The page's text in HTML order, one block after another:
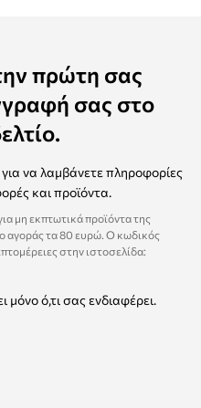
πρώτη σας
σας στο
για να λαμβάνετε πληροφορίες
και προϊόντα.
μη εκπτωτικά προϊόντα της
αγοράς τα 80 ευρώ. Ο κωδικός
στην ιστοσελίδα:
ό,τι σας ενδιαφέρει.